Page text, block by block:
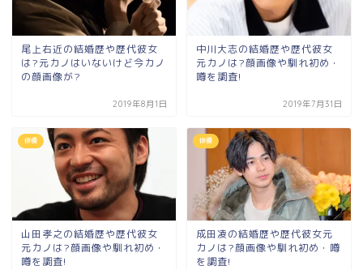
尾上右近の結婚歴や歴代彼女
は?元カノはいないけど今カノ
の顔画像が?
2019年8月1日
中川大志の結婚歴や歴代彼女
元カノは?顔画像や馴れ初め・
噂を調査!
2019年7月31日
俳優
山田孝之の結婚歴や歴代彼女
元カノは?顔画像や馴れ初め・
噂を調査!
俳優
成田凌の結婚歴や歴代彼女元
カノは?顔画像や馴れ初め・噂
を調査!